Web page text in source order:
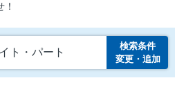
ト・パート
検索条件
変更・追加